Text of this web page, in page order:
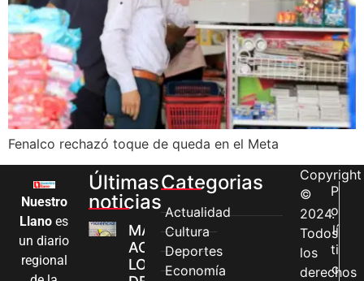
Fenalco rechazó toque de queda en el Meta
Nuestro
Llano es
un diario
regional
Últimas
noticias
MÁS MUJERES
ACCEDEN A
LOS CANALES
Categorias
Actualidad
Cultura
Deportes
Economía
Copyright
©
2024.
Todos
los
derechos
P
o
lí
ti
c